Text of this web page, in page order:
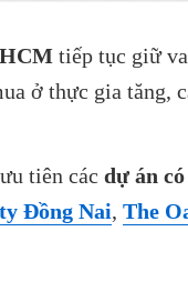
tiếp tục giữ
ở thực gia tăng,
tiên các dự án
Đồng Nai, The